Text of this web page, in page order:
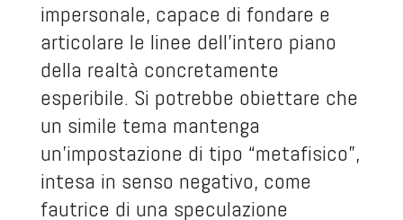
impersonale, capace di fondare e
articolare le linee dell’intero piano
della realtà concretamente
esperibile. Si potrebbe obiettare che
un simile tema mantenga
un’impostazione di tipo “metafisico”,
intesa in senso negativo, come
fautrice di una speculazione